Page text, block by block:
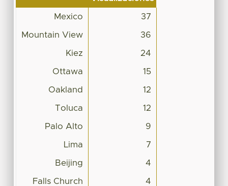
Mexico 37
Mountain View 36
Kiez 24
Ottawa 15
Oakland 12
Toluca 12
Palo Alto 9
Lima 7
Beijing 4
Falls Church 4